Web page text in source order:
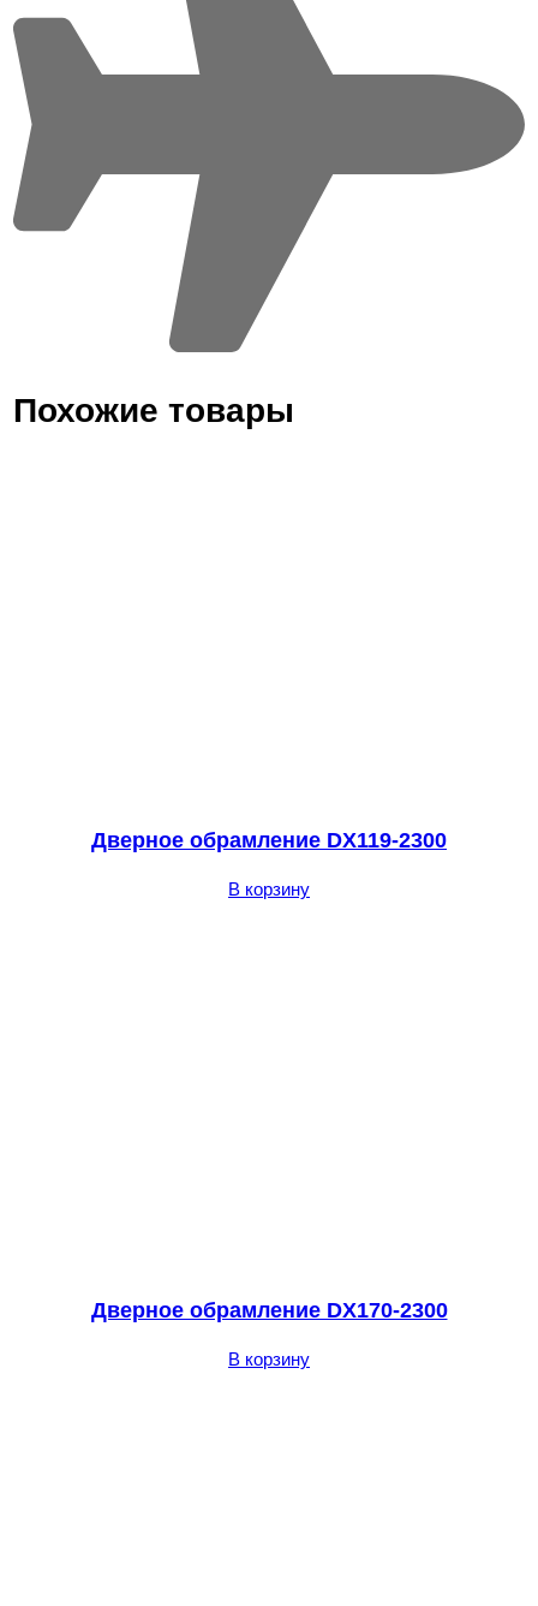
Похожие товары
Дверное обрамление DX119-2300
В корзину
Дверное обрамление DX170-2300
В корзину